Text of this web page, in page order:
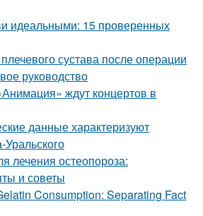
идеальными: 15 проверенных
сустава после операции
руководство
ждут концертов в
данные характеризуют
лечения остеопороза:
и советы
Consumption: Separating Fact